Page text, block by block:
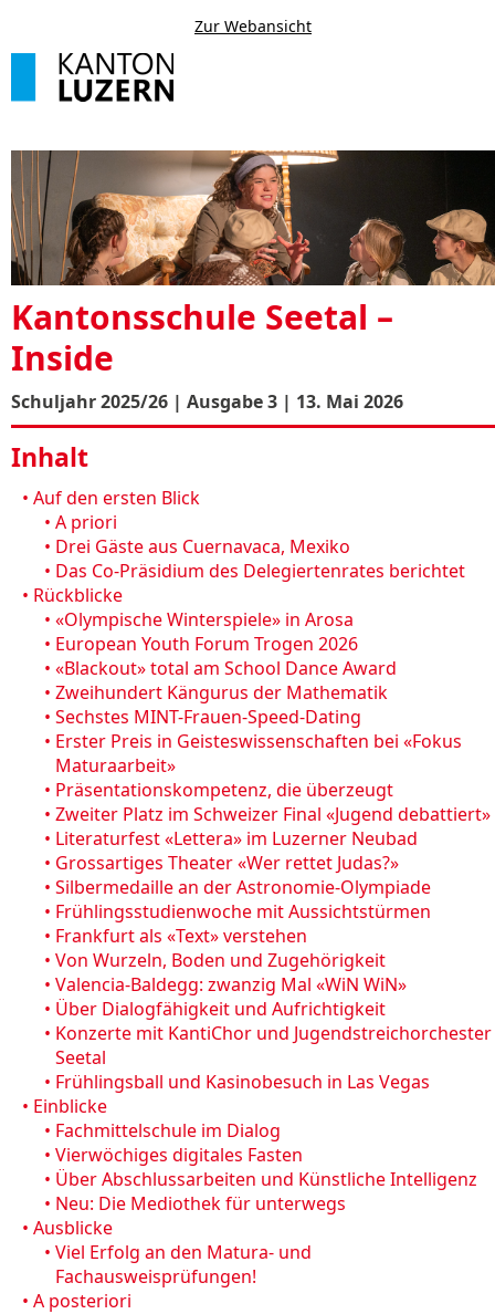
Zur Webansicht
Kantonsschule Seetal –
Inside
Schuljahr 2025/26 | Ausgabe 3 | 13. Mai 2026
Inhalt
• Auf den ersten Blick
• A priori
• Drei Gäste aus Cuernavaca, Mexiko
• Das Co-Präsidium des Delegiertenrates berichtet
• Rückblicke
• «Olympische Winterspiele» in Arosa
• European Youth Forum Trogen 2026
• «Blackout» total am School Dance Award
• Zweihundert Kängurus der Mathematik
• Sechstes MINT-Frauen-Speed-Dating
• Erster Preis in Geisteswissenschaften bei «Fokus
Maturaarbeit»
• Präsentationskompetenz, die überzeugt
• Zweiter Platz im Schweizer Final «Jugend debattiert»
• Literaturfest «Lettera» im Luzerner Neubad
• Grossartiges Theater «Wer rettet Judas?»
• Silbermedaille an der Astronomie-Olympiade
• Frühlingsstudienwoche mit Aussichtstürmen
• Frankfurt als «Text» verstehen
• Von Wurzeln, Boden und Zugehörigkeit
• Valencia-Baldegg: zwanzig Mal «WiN WiN»
• Über Dialogfähigkeit und Aufrichtigkeit
• Konzerte mit KantiChor und Jugendstreichorchester
Seetal
• Frühlingsball und Kasinobesuch in Las Vegas
• Einblicke
• Fachmittelschule im Dialog
• Vierwöchiges digitales Fasten
• Über Abschlussarbeiten und Künstliche Intelligenz
• Neu: Die Mediothek für unterwegs
• Ausblicke
• Viel Erfolg an den Matura- und
Fachausweisprüfungen!
• A posteriori